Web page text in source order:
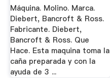
Máquina. Molino. Marca.
Diebert, Bancroft & Ross.
Fabricante. Diebert,
Bancroft & Ross. Que
Hace. Esta maquina toma la
caña preparada y con la
ayuda de 3 ...